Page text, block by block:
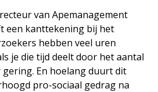
van Apemanagement
een kanttekening bij het
hebben veel uren
je die tijd deelt door het aantal
En hoelang duurt dit
pro-sociaal gedrag na